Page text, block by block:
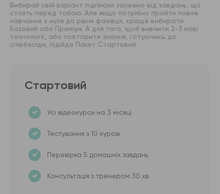
Вибирай свій варіант підписки залежно від завдань, що
стоять перед тобою. Але якщо потрібно пройти повне
навчання з нуля до рівня фахівця, краще вибирати
Базовий або Преміум. А для того, щоб вивчити 2-3 нові
технології, або повторити знання, готуючись до
співбесіди, підійде Пакет Стартовий.
Стартовий
Усі відеокурси на 3 місяці
Тестування з 10 курсів
Перевірка 5 домашніх завдань
Консультація з тренером 30 хв